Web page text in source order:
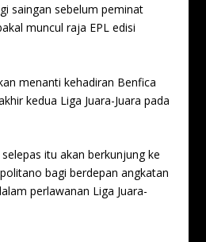
saingan sebelum peminat
muncul raja EPL edisi
menanti kehadiran Benfica
kedua Liga Juara-Juara pada
selepas itu akan berkunjung ke
bagi berdepan angkatan
perlawanan Liga Juara-